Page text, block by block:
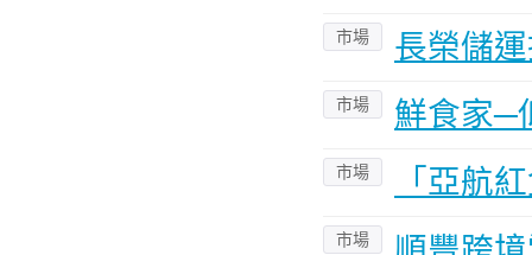
市場 長榮儲
市場 鮮食家─
市場 「亞航
市場